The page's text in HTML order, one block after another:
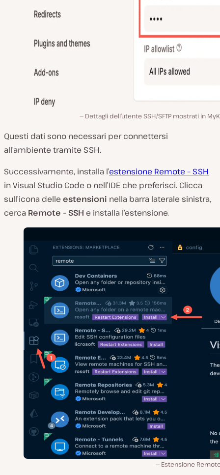
Dettagli dell’utente SSH/SFTP mostrati in
Questi dati sono necessari per connettersi
all’ambiente tramite SSH.
Successivamente, installa l’estensione Remote – SSH
in Visual Studio Code o nell’IDE che preferisci. Clicca
sull’icona delle estensioni nella barra laterale sinistra,
cerca Remote – SSH e installa l’estensione.
Estensione